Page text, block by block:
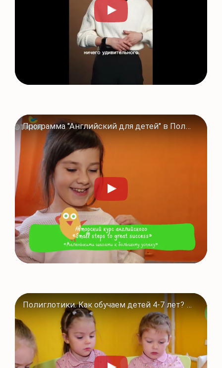
Программа "Английский для детей" в Полиглотиках. Девятиуровневый курс
Полиглотики. Как обучаем детей 4-7 лет? Программы для дошкольников в #Полиглотики